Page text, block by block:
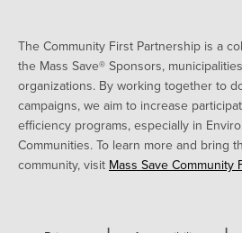
organizations. By working together to
campaigns, we aim to increase
efficiency programs, especially in
Communities. To learn more and bring
community, visitMass Save Community